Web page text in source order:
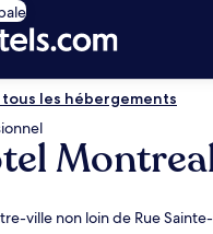
les hébergements
ville non loin de Rue